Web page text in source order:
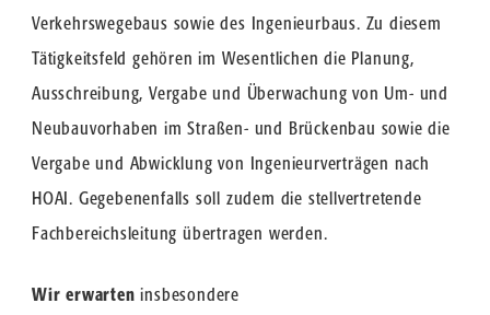
Verkehrswegebaus sowie des Ingenieurbaus. Zu diesem
Tätigkeitsfeld gehören im Wesentlichen die Planung,
Ausschreibung, Vergabe und Überwachung von Um- und
Neubauvorhaben im Straßen- und Brückenbau sowie die
Vergabe und Abwicklung von Ingenieurverträgen nach
HOAI. Gegebenenfalls soll zudem die stellvertretende
Fachbereichsleitung übertragen werden.
Wir erwarteninsbesondere